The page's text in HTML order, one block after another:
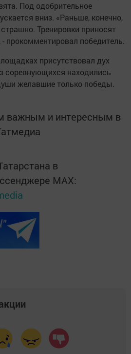
Под одобрительное
вниз. «Раньше, конечно,
Тренировки приносят
прокомментировал победитель.
присутствовал дух
соревнующихся находились
желавшие только победы.
важным и интересным в
в
MАХ: